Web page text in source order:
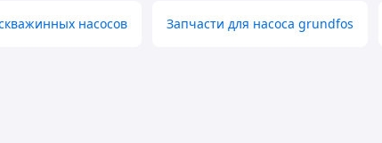
насосов Запчасти для насоса grundfos